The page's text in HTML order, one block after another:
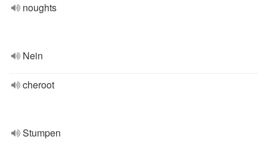
noughts
Nein
cheroot
Stumpen